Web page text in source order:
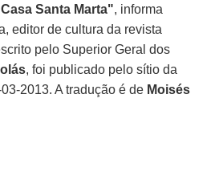
Casa Santa Marta", informa
editor de cultura da revista
pelo Superior Geral dos
, foi publicado pelo sítio da
2013. A tradução é de Moisés